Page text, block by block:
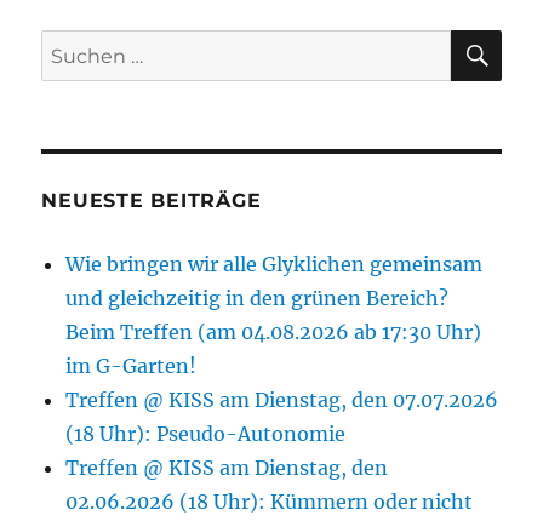
Suchen
nach:
NEUESTE BEITRÄGE
Wie bringen wir alle Glyklichen gemeinsam
und gleichzeitig in den grünen Bereich?
Beim Treffen (am 04.08.2026 ab 17:30 Uhr)
im G-Garten!
Treffen @ KISS am Dienstag, den 07.07.2026
(18 Uhr): Pseudo-Autonomie
Treffen @ KISS am Dienstag, den
02.06.2026 (18 Uhr): Kümmern oder nicht